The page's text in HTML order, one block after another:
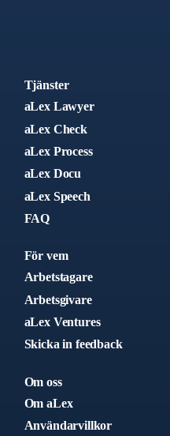
Tjänster
aLex Lawyer
aLex Check
aLex Process
aLex Docu
aLex Speech
FAQ
För vem
Arbetstagare
Arbetsgivare
aLex Ventures
Skicka in feedback
Om oss
Om aLex
Användarvillkor